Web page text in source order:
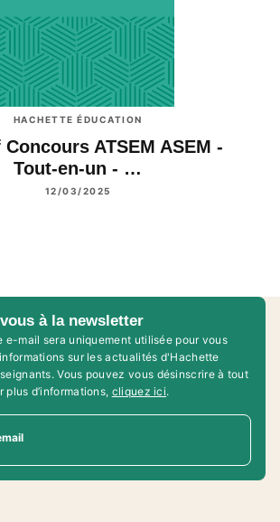
HACHETTE ÉDUCATION
ATSEM ASEM -
Tout-en-un - …
12/03/2025
à la newsletter
e-mail sera uniquement utilisée pour vous
sur les actualités d'Hachette
Vous pouvez vous désinscrire à tout
plus d’informations, cliquez ici.